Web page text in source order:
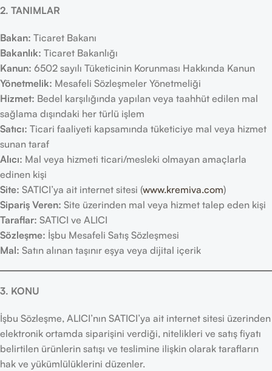
2. TANIMLAR
Bakan: Ticaret Bakanı
Bakanlık: Ticaret Bakanlığı
Kanun: 6502 sayılı Tüketicinin Korunması Hakkında Kanun
Yönetmelik: Mesafeli Sözleşmeler Yönetmeliği
Hizmet: Bedel karşılığında yapılan veya taahhüt edilen mal
sağlama dışındaki her türlü işlem
Satıcı: Ticari faaliyeti kapsamında tüketiciye mal veya hizmet
sunan taraf
Alıcı: Mal veya hizmeti ticari/mesleki olmayan amaçlarla
edinen kişi
Site: SATICI’ya ait internet sitesi (www.kremiva.com)
Sipariş Veren: Site üzerinden mal veya hizmet talep eden kişi
Taraflar: SATICI ve ALICI
Sözleşme: İşbu Mesafeli Satış Sözleşmesi
Mal: Satın alınan taşınır eşya veya dijital içerik
3. KONU
İşbu Sözleşme, ALICI’nın SATICI’ya ait internet sitesi üzerinden
elektronik ortamda siparişini verdiği, nitelikleri ve satış fiyatı
belirtilen ürünlerin satışı ve teslimine ilişkin olarak tarafların
hak ve yükümlülüklerini düzenler.